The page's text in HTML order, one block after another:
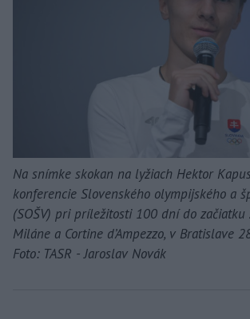
Na snímke skokan na lyžiach Hektor
konferencie Slovenského olympijského a
(SOŠV) pri príležitosti 100 dní do
Miláne a Cortine d’Ampezzo, v Bratislave
Foto: TASR - Jaroslav Novák